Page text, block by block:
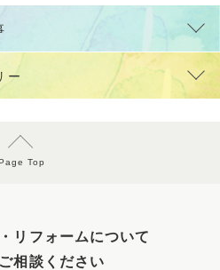
ー
Top
リフォームについて
相談ください